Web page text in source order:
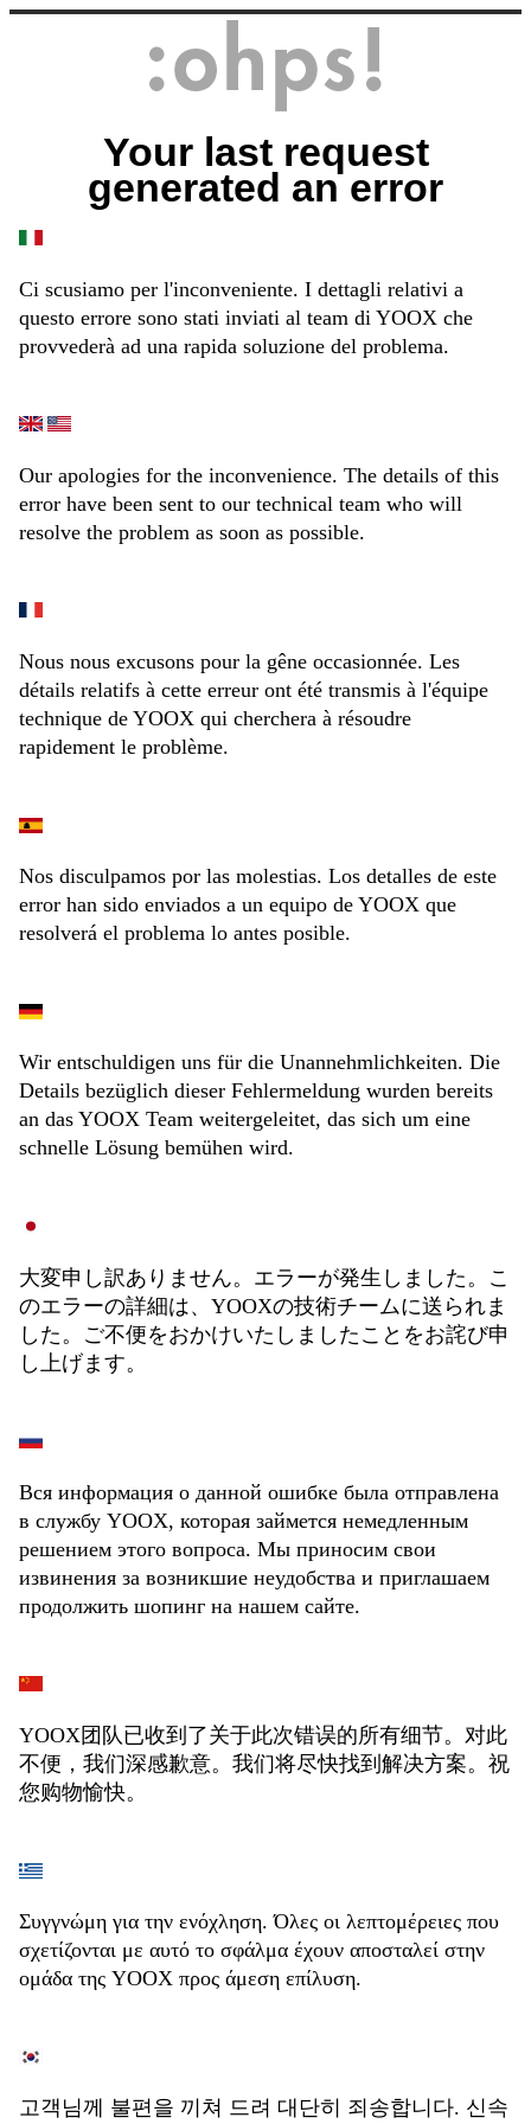
Your last request
generated an error
Ci scusiamo per l'inconveniente. I dettagli relativi a
questo errore sono stati inviati al team di YOOX che
provvederà ad una rapida soluzione del problema.
Our apologies for the inconvenience. The details of this
error have been sent to our technical team who will
resolve the problem as soon as possible.
Nous nous excusons pour la gêne occasionnée. Les
détails relatifs à cette erreur ont été transmis à l'équipe
technique de YOOX qui cherchera à résoudre
rapidement le problème.
Nos disculpamos por las molestias. Los detalles de este
error han sido enviados a un equipo de YOOX que
resolverá el problema lo antes posible.
Wir entschuldigen uns für die Unannehmlichkeiten. Die
Details bezüglich dieser Fehlermeldung wurden bereits
an das YOOX Team weitergeleitet, das sich um eine
schnelle Lösung bemühen wird.
大変申し訳ありません。エラーが発生しました。こ
のエラーの詳細は、YOOXの技術チームに送られま
した。ご不便をおかけいたしましたことをお詫び申
し上げます。
Вся информация о данной ошибке была отправлена
в службу YOOX, которая займется немедленным
решением этого вопроса. Мы приносим свои
извинения за возникшие неудобства и приглашаем
продолжить шопинг на нашем сайте.
YOOX团队已收到了关于此次错误的所有细节。对此
不便，我们深感歉意。我们将尽快找到解决方案。祝
您购物愉快。
Συγγνώμη για την ενόχληση. Όλες οι λεπτομέρειες που
σχετίζονται με αυτό το σφάλμα έχουν αποσταλεί στην
ομάδα της YOOX προς άμεση επίλυση.
고객님께 불편을 끼쳐 드려 대단히 죄송합니다. 신속